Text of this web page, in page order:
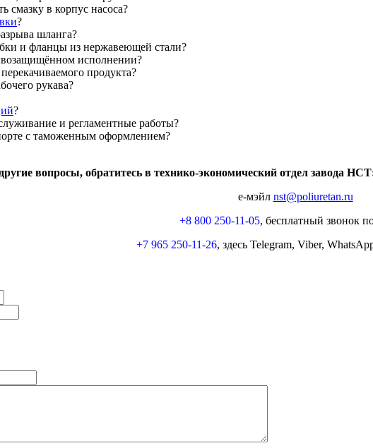
смазку в корпус насоса?
?
шланга?
и фланцы из нержавеющей стали?
исполнении?
продукта?
рукава?
?
и регламентные работы?
с таможенным оформлением?
вопросы, обратитесь в технико-экономический отдел завода
е-мэйл nst@poliuretan.ru
+8 800 250-11-05, бесплатный звонок
+7 965 250-11-26, здесь Telegram, Viber,